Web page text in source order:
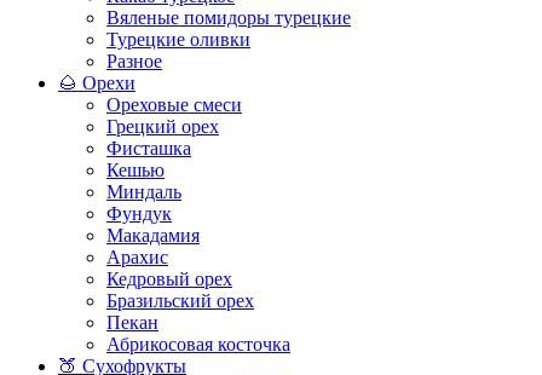
Вяленые помидоры турецкие
Турецкие оливки
Разное
🌰 Орехи
Ореховые смеси
Грецкий орех
Фисташка
Кешью
Миндаль
Фундук
Макадамия
Арахис
Кедровый орех
Бразильский орех
Пекан
Абрикосовая косточка
🍑 Сухофрукты